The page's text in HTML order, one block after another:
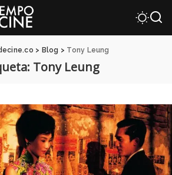
> Blog > Tony Leung
Tony Leung